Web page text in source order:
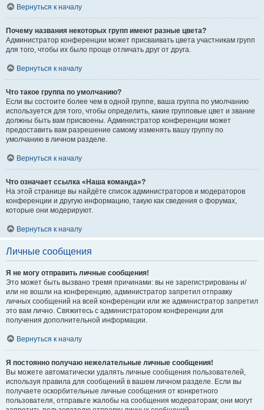
Вернуться к началу
Почему названия некоторых групп имеют разные цвета?
Администратор конференции может присваивать цвета участникам групп
для того, чтобы их было проще отличать друг от друга.
Вернуться к началу
Что такое группа по умолчанию?
Если вы состоите более чем в одной группе, ваша группа по умолчанию
используется для того, чтобы определить, какие групповые цвет и звание
должны быть вам присвоены. Администратор конференции может
предоставить вам разрешение самому изменять вашу группу по
умолчанию в личном разделе.
Вернуться к началу
Что означает ссылка «Наша команда»?
На этой странице вы найдёте список администраторов и модераторов
конференции и другую информацию, такую как сведения о форумах,
которые они модерируют.
Вернуться к началу
Личные сообщения
Я не могу отправить личные сообщения!
Это может быть вызвано тремя причинами: вы не зарегистрированы и/
или не вошли на конференцию, администратор запретил отправку
личных сообщений на всей конференции или же администратор запретил
это вам лично. Свяжитесь с администратором конференции для
получения дополнительной информации.
Вернуться к началу
Я постоянно получаю нежелательные личные сообщения!
Вы можете автоматически удалять личные сообщения пользователей,
используя правила для сообщений в вашем личном разделе. Если вы
получаете оскорбительные личные сообщения от конкретного
пользователя, отправьте жалобы на сообщения модераторам; они могут